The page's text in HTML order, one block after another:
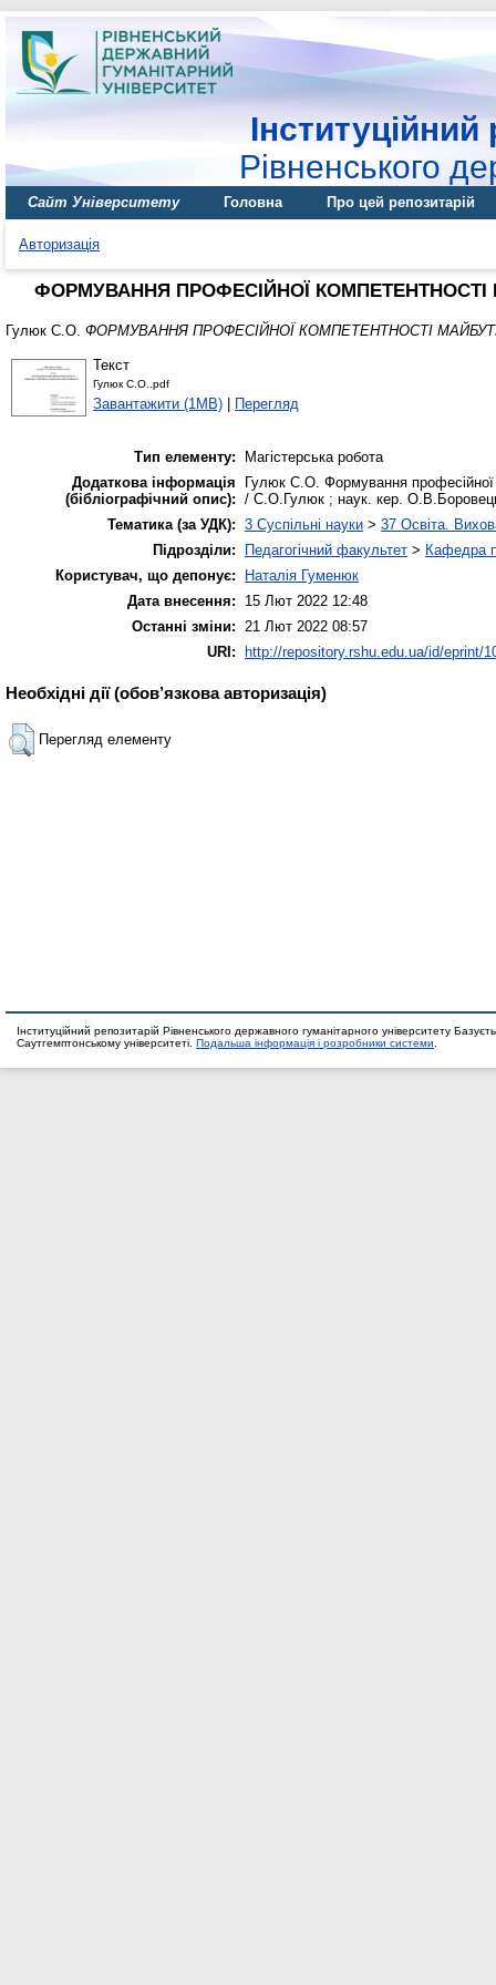
Інституційний
Рівненського
Сайт Університету Головна Про цей репозитарій
Авторизація
ФОРМУВАННЯ ПРОФЕСІЙНОЇ КОМПЕТЕНТНОСТІ
Гулюк С.О. ФОРМУВАННЯ ПРОФЕСІЙНОЇ КОМПЕТЕНТНОСТІ
Текст
Гулюк С.О..pdf
Завантажити (1MB) | Перегляд
Тип елементу:
Магістерська робота
Додаткова інформація
(бібліографічний опис):
Гулюк С.О. Формування професійної
/ С.О.Гулюк ; наук. кер.
Тематика (за УДК): 3 Суспільні науки > 37 Освіта.
Підрозділи:
Педагогічний факультет > Кафедра
Користувач, що депонує:
Наталія Гуменюк
Дата внесення:
15 Лют 2022 12:48
Останні зміни: 21 Лют 2022 08:57
URI:
http://repository.rshu.edu.ua/id/eprint/
Необхідні дії (обов’язкова авторизація)
Перегляд елементу
Інституційний репозитарій Рівненського державного гуманітарного університету
Саутгемптонському університеті. Подальша інформація і розробники системи